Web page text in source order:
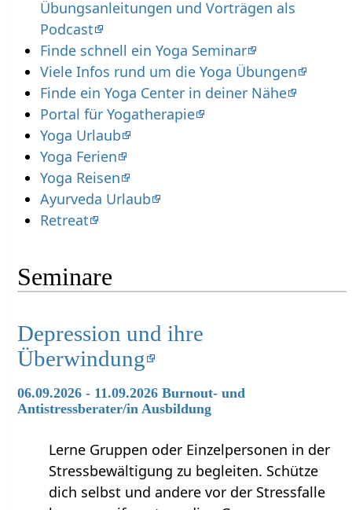
Übungsanleitungen und Vorträgen als
Podcast
Finde schnell ein Yoga Seminar
Viele Infos rund um die Yoga Übungen
Finde ein Yoga Center in deiner Nähe
Portal für Yogatherapie
Yoga Urlaub
Yoga Ferien
Yoga Reisen
Ayurveda Urlaub
Retreat
Seminare
Depression und ihre
Überwindung
06.09.2026 - 11.09.2026 Burnout- und
Antistressberater/in Ausbildung
Lerne Gruppen oder Einzelpersonen in der
Stressbewältigung zu begleiten. Schütze
dich selbst und andere vor der Stressfalle